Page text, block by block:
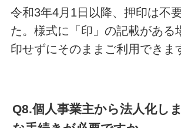
令和3年4月1日以降、押印は不
た。様式に「印」の記載がある
印せずにそのままご利⽤できま
Q8.個人事業主から法人化し